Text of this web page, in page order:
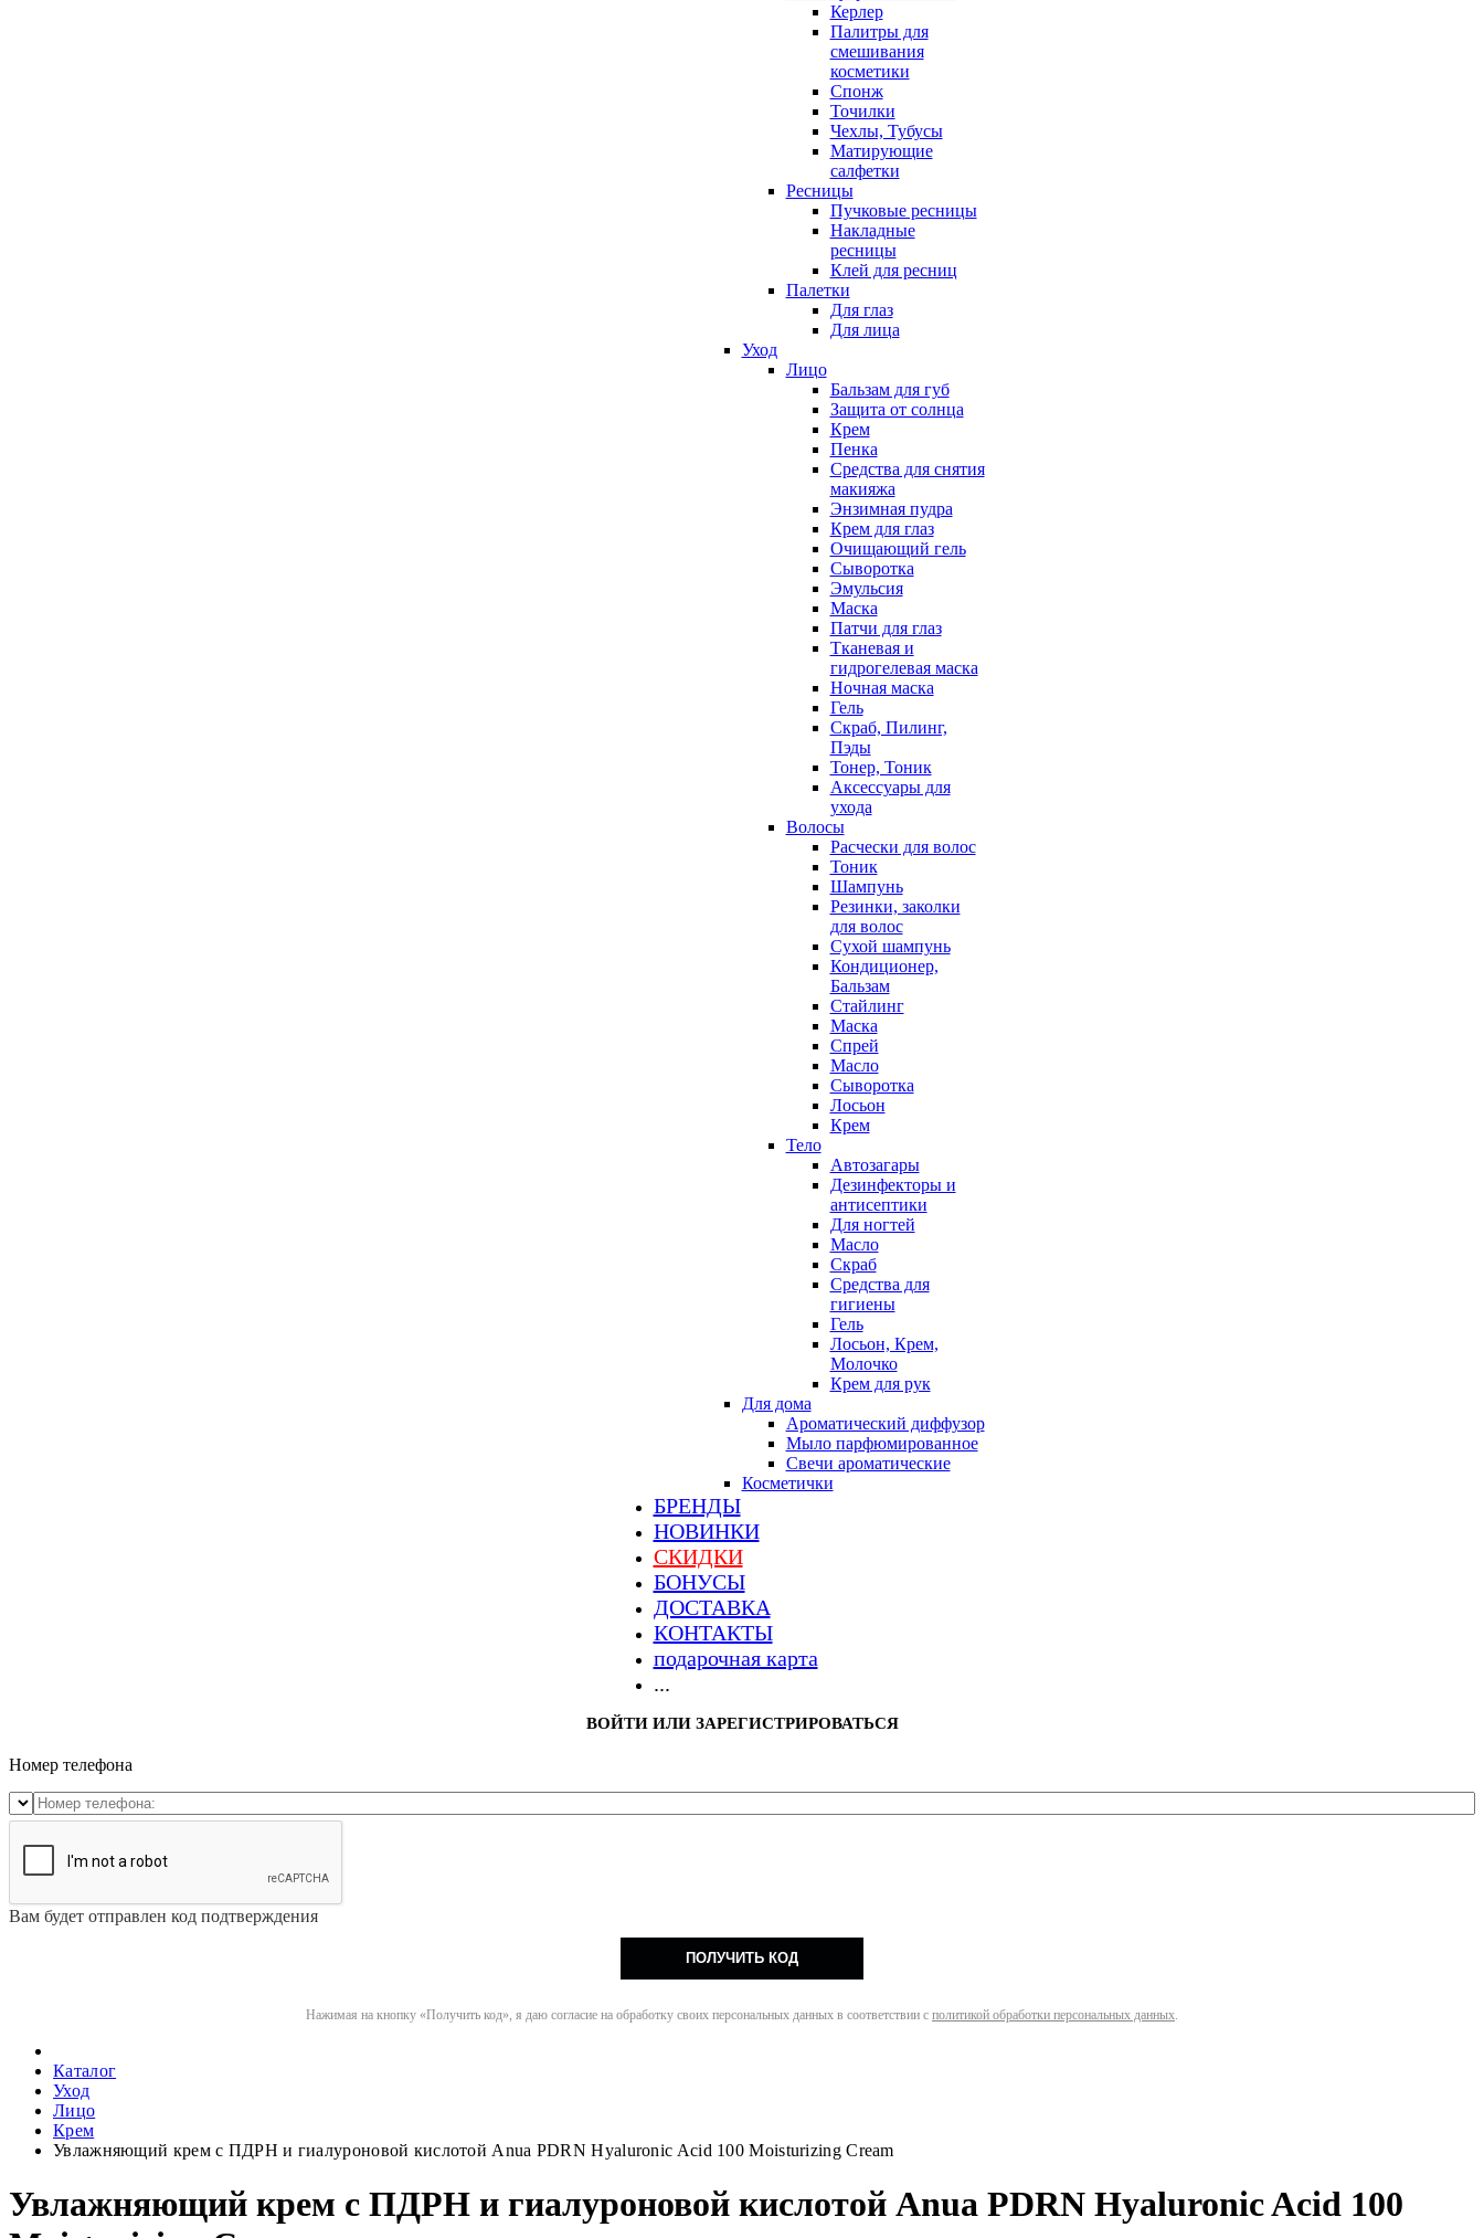
Керлер
Палитры для
смешивания
косметики
Спонж
Точилки
Чехлы, Тубусы
Матирующие
салфетки
Ресницы
Пучковые ресницы
Накладные
ресницы
Клей для ресниц
Палетки
Для глаз
Для лица
Уход
Лицо
Бальзам для губ
Защита от солнца
Крем
Пенка
Средства для снятия
макияжа
Энзимная пудра
Крем для глаз
Очищающий гель
Сыворотка
Эмульсия
Маска
Патчи для глаз
Тканевая и
гидрогелевая маска
Ночная маска
Гель
Скраб, Пилинг,
Пэды
Тонер, Тоник
Аксессуары для
ухода
Волосы
Расчески для волос
Тоник
Шампунь
Резинки, заколки
для волос
Сухой шампунь
Кондиционер,
Бальзам
Стайлинг
Маска
Спрей
Масло
Сыворотка
Лосьон
Крем
Тело
Автозагары
Дезинфекторы и
антисептики
Для ногтей
Масло
Скраб
Средства для
гигиены
Гель
Лосьон, Крем,
Молочко
Крем для рук
Для дома
Ароматический диффузор
Мыло парфюмированное
Свечи ароматические
Косметички
БРЕНДЫ
НОВИНКИ
СКИДКИ
БОНУСЫ
ДОСТАВКА
КОНТАКТЫ
подарочная карта
...
ВОЙТИ ИЛИ ЗАРЕГИСТРИРОВАТЬСЯ
Номер телефона
Вам будет отправлен код подтверждения
ПОЛУЧИТЬ КОД
Нажимая на кнопку «Получить код», я даю согласие на обработку своих персональных данных в соответствии с политикой обработки персональных данных.
Каталог
Уход
Лицо
Крем
Увлажняющий крем с ПДРН и гиалуроновой кислотой Anua PDRN Hyaluronic Acid 100 Moisturizing Cream
Увлажняющий крем с ПДРН и гиалуроновой кислотой Anua PDRN Hyaluronic Acid 100